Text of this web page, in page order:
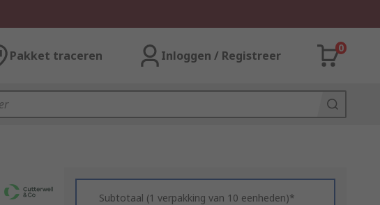
Pakket traceren Inloggen / Registreer
0
Subtotaal (1 verpakking van 10 eenheden)*